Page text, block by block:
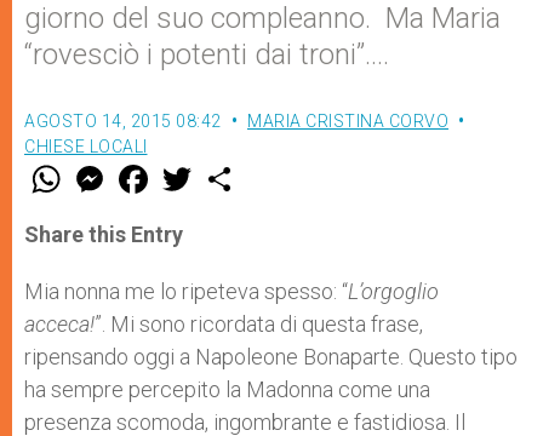
giorno del suo compleanno. Ma Maria
“rovesciò i potenti dai troni”….
AGOSTO 14, 2015 08:42
MARIA CRISTINA CORVO
CHIESE LOCALI
W
t
s
p
p
M
e
s
e
g
e
r
F
a
e
b
o
k
w
r
Share this Entry
Mia nonna me lo ripeteva spesso: “L’orgoglio
acceca!”. Mi sono ricordata di questa frase,
ripensando oggi a Napoleone Bonaparte. Questo tipo
ha sempre percepito la Madonna come una
presenza scomoda, ingombrante e fastidiosa. Il